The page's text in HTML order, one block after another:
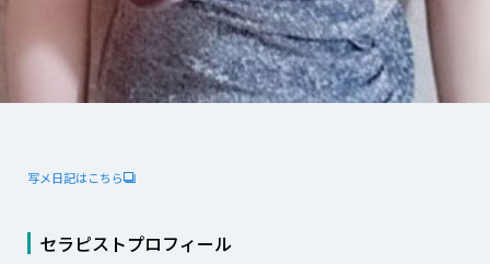
写メ日記はこちら
セラピストプロフィール